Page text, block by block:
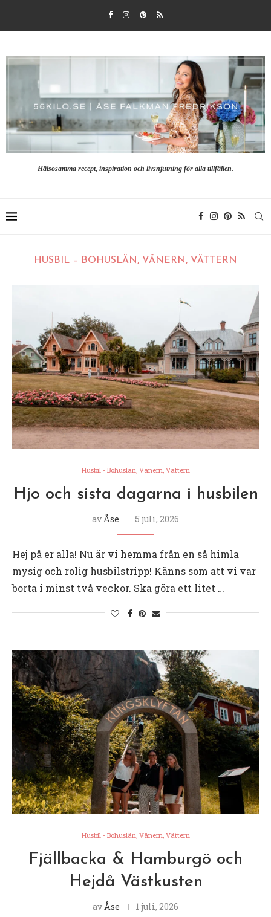
Hälsosamma recept, inspiration och livsnjutning för alla tillfällen.
HUSBIL – BOHUSLÄN, VÄNERN, VÄTTERN
Husbil - Bohuslän, Vänern, Vättern
Hjo och sista dagarna i husbilen
av Åse 5 juli, 2026
Hej på er alla! Nu är vi hemma från en så himla
mysig och rolig husbilstripp! Känns som att vi var
borta i minst två veckor. Ska göra ett litet …
Husbil - Bohuslän, Vänern, Vättern
Fjällbacka & Hamburgö och
Hejdå Västkusten
av Åse 1 juli, 2026